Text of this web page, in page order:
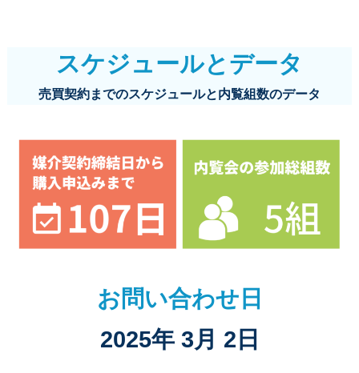
スケジュールとデータ
売買契約までのスケジュールと内覧組数のデータ
お問い合わせ日
2025年 3月 2日